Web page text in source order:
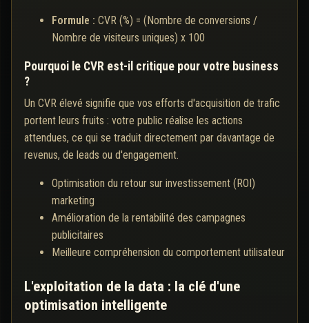
Formule : CVR (%) = (Nombre de conversions /
Nombre de visiteurs uniques) x 100
Pourquoi le CVR est-il critique pour votre business
?
Un CVR élevé signifie que vos efforts d'acquisition de trafic
portent leurs fruits : votre public réalise les actions
attendues, ce qui se traduit directement par davantage de
revenus, de leads ou d'engagement.
Optimisation du retour sur investissement (ROI)
marketing
Amélioration de la rentabilité des campagnes
publicitaires
Meilleure compréhension du comportement utilisateur
L'exploitation de la data : la clé d'une
optimisation intelligente